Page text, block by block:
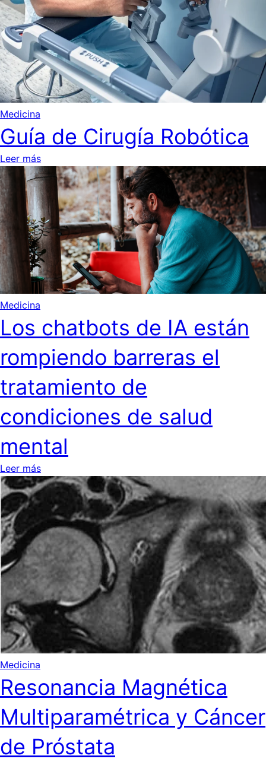
Medicina
Guía de Cirugía Robótica
Leer más
Medicina
Los chatbots de IA están
rompiendo barreras el
tratamiento de
condiciones de salud
mental
Leer más
Medicina
Resonancia Magnética
Multiparamétrica y Cáncer
de Próstata